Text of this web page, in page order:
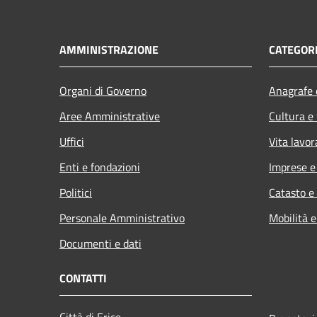
AMMINISTRAZIONE
Organi di Governo
Aree Amministrative
Uffici
Enti e fondazioni
Politici
Personale Amministrativo
Documenti e dati
Cultura
Vita
Imprese
Catasto
Mobilità
CONTATTI